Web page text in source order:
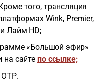
того, трансляция
Wink, Premier,
Лайм HD;
«Большой эфир»
на сайте по ссылке;
ОТР.